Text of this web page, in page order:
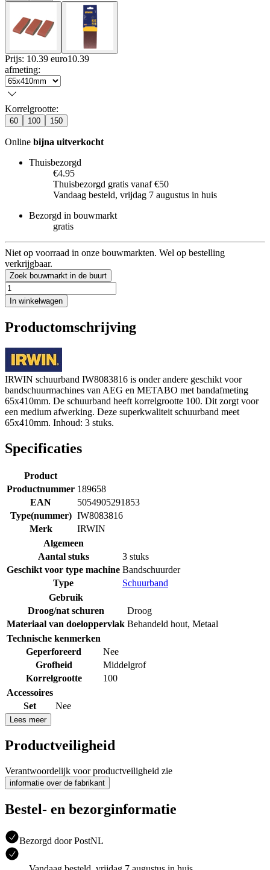
Prijs: 10.39 euro10.39
afmeting:
Korrelgrootte:
60 100 150
Online bijna uitverkocht
Thuisbezorgd
€4.95
Thuisbezorgd gratis vanaf €50
Vandaag besteld, vrijdag 7 augustus in huis
Bezorgd in bouwmarkt
gratis
Niet op voorraad in onze bouwmarkten. Wel op bestelling
verkrijgbaar.
Zoek bouwmarkt in de buurt
In winkelwagen
Productomschrijving
IRWIN schuurband IW8083816 is onder andere geschikt voor
bandschuurmachines van AEG en METABO met bandafmeting
65x410mm. De schuurband heeft korrelgrootte 100. Dit zorgt voor
een medium afwerking. Deze superkwaliteit schuurband meet
65x410mm. Inhoud: 3 stuks.
Specificaties
Product
Productnummer 189658
EAN
5054905291853
Type(nummer) IW8083816
Merk
IRWIN
Algemeen
Aantal stuks
3 stuks
Geschikt voor type machine Bandschuurder
Type
Schuurband
Gebruik
Droog/nat schuren
Droog
Materiaal van doeloppervlak Behandeld hout, Metaal
Technische kenmerken
Geperforeerd
Nee
Grofheid
Middelgrof
Korrelgrootte
100
Accessoires
Set
Nee
Lees meer
Productveiligheid
Verantwoordelijk voor productveiligheid zie
informatie over de fabrikant
Bestel- en bezorginformatie
Bezorgd door PostNL